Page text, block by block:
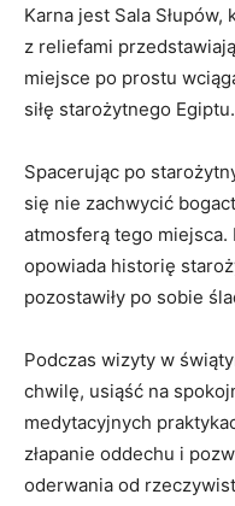
Karna jest Sala
z⁣ reliefami
miejsce po prostu
siłę starożytnego Egiptu.
Spacerując ⁤po
się nie ​zachwycić‍
atmosferą tego miejsca.‌
opowiada historię
pozostawiły po sobie
Podczas wizyty w⁢
chwilę, usiąść na
⁣medytacyjnych
złapanie oddechu i
‍oderwania od